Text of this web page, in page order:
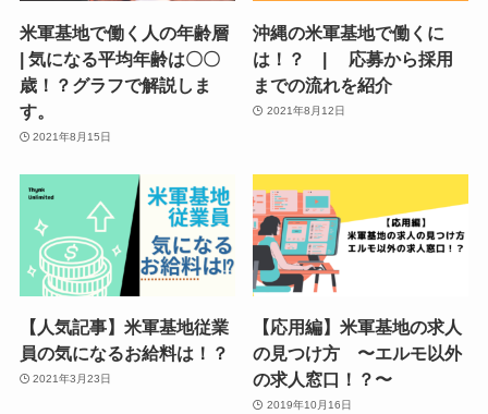
米軍基地で働く人の年齢層
| 気になる平均年齢は〇〇
歳！？グラフで解説しま
す。
2021年8月15日
沖縄の米軍基地で働くに
は！？ | 応募から採用
までの流れを紹介
2021年8月12日
【人気記事】米軍基地従業
員の気になるお給料は！？
2021年3月23日
【応用編】米軍基地の求人
の見つけ方 〜エルモ以外
の求人窓口！？〜
2019年10月16日